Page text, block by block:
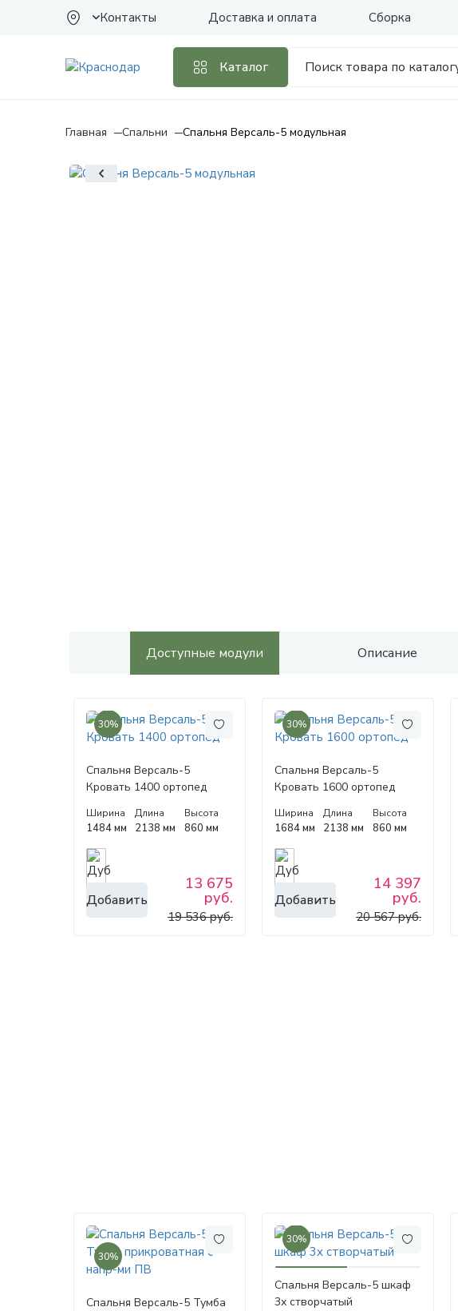
Контакты Доставка и оплата Сборка
Каталог
Главная Спальни Спальня Версаль-5 модульная
Доступные модули Описание
30%
Спальня Версаль-5
Кровать 1400 ортопед
Ширина
1484 мм
Длина
2138 мм
Высота
860 мм
Добавить
13 675
руб.
19 536 руб.
30%
Спальня Версаль-5
Кровать 1600 ортопед
Ширина
1684 мм
Длина
2138 мм
Высота
860 мм
Добавить
14 397
руб.
20 567 руб.
30%
Спальня Версаль-5 Тумба
30%
Спальня Версаль-5 шкаф
3х створчатый